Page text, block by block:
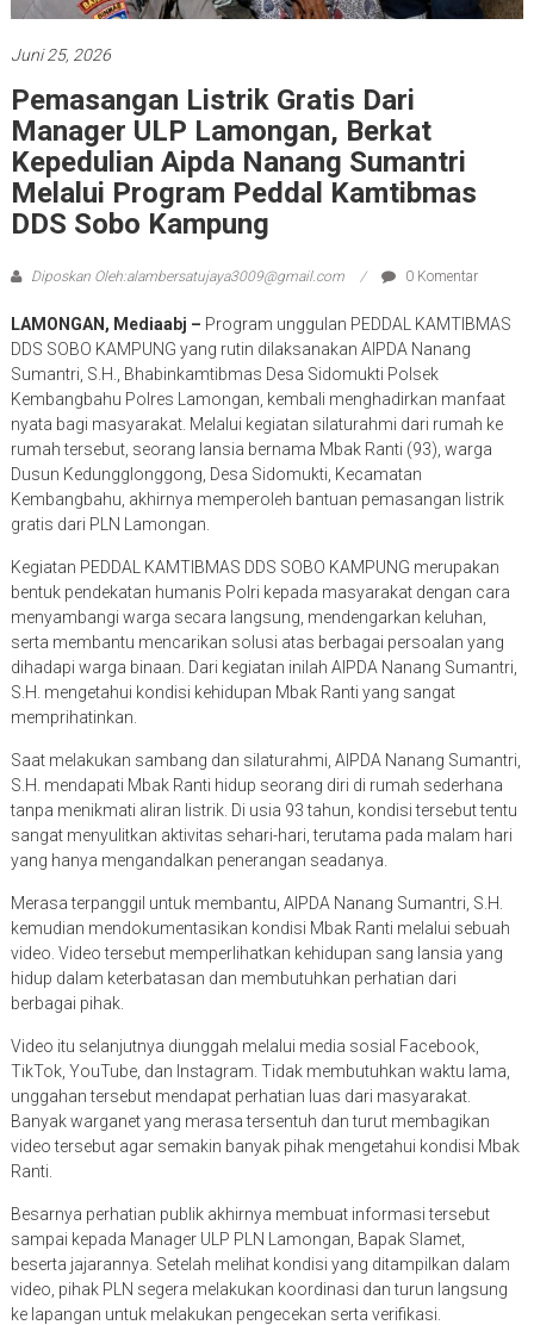
Juni 25, 2026
Pemasangan Listrik Gratis Dari
Manager ULP Lamongan, Berkat
Kepedulian Aipda Nanang Sumantri
Melalui Program Peddal Kamtibmas
DDS Sobo Kampung
Diposkan Oleh:alambersatujaya3009@gmail.com 0 Komentar
LAMONGAN, Mediaabj – Program unggulan PEDDAL KAMTIBMAS
DDS SOBO KAMPUNG yang rutin dilaksanakan AIPDA Nanang
Sumantri, S.H., Bhabinkamtibmas Desa Sidomukti Polsek
Kembangbahu Polres Lamongan, kembali menghadirkan manfaat
nyata bagi masyarakat. Melalui kegiatan silaturahmi dari rumah ke
rumah tersebut, seorang lansia bernama Mbak Ranti (93), warga
Dusun Kedungglonggong, Desa Sidomukti, Kecamatan
Kembangbahu, akhirnya memperoleh bantuan pemasangan listrik
gratis dari PLN Lamongan.
Kegiatan PEDDAL KAMTIBMAS DDS SOBO KAMPUNG merupakan
bentuk pendekatan humanis Polri kepada masyarakat dengan cara
menyambangi warga secara langsung, mendengarkan keluhan,
serta membantu mencarikan solusi atas berbagai persoalan yang
dihadapi warga binaan. Dari kegiatan inilah AIPDA Nanang Sumantri,
S.H. mengetahui kondisi kehidupan Mbak Ranti yang sangat
memprihatinkan.
Saat melakukan sambang dan silaturahmi, AIPDA Nanang Sumantri,
S.H. mendapati Mbak Ranti hidup seorang diri di rumah sederhana
tanpa menikmati aliran listrik. Di usia 93 tahun, kondisi tersebut tentu
sangat menyulitkan aktivitas sehari-hari, terutama pada malam hari
yang hanya mengandalkan penerangan seadanya.
Merasa terpanggil untuk membantu, AIPDA Nanang Sumantri, S.H.
kemudian mendokumentasikan kondisi Mbak Ranti melalui sebuah
video. Video tersebut memperlihatkan kehidupan sang lansia yang
hidup dalam keterbatasan dan membutuhkan perhatian dari
berbagai pihak.
Video itu selanjutnya diunggah melalui media sosial Facebook,
TikTok, YouTube, dan Instagram. Tidak membutuhkan waktu lama,
unggahan tersebut mendapat perhatian luas dari masyarakat.
Banyak warganet yang merasa tersentuh dan turut membagikan
video tersebut agar semakin banyak pihak mengetahui kondisi Mbak
Ranti.
Besarnya perhatian publik akhirnya membuat informasi tersebut
sampai kepada Manager ULP PLN Lamongan, Bapak Slamet,
beserta jajarannya. Setelah melihat kondisi yang ditampilkan dalam
video, pihak PLN segera melakukan koordinasi dan turun langsung
ke lapangan untuk melakukan pengecekan serta verifikasi.